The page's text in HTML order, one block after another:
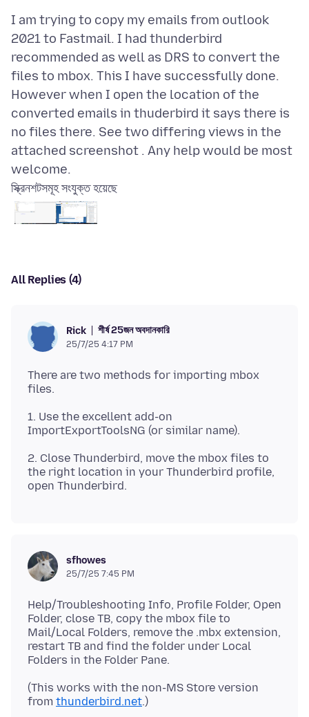
I am trying to copy my emails from outlook
2021 to Fastmail. I had thunderbird
recommended as well as DRS to convert the
files to mbox. This I have successfully done.
However when I open the location of the
converted emails in thuderbird it says there is
no files there. See two differing views in the
attached screenshot . Any help would be most
স্ক্রিনশটসমূহ সংযুক্ত হয়েছে
All Replies (4)
Rick শীর্ষ 25জন অবদানকারি
25/7/25 4:17 PM
There are two methods for importing mbox
1. Use the excellent add-on
2. Close Thunderbird, move the mbox files to
the right location in your Thunderbird profile,
sfhowes
25/7/25 7:45 PM
Help/Troubleshooting Info, Profile Folder, Open
Folder, close TB, copy the mbox file to
Mail/Local Folders, remove the .mbx extension,
restart TB and find the folder under Local
(This works with the non-MS Store version
from thunderbird.net